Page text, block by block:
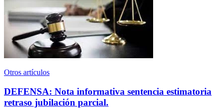
Otros artículos
DEFENSA: Nota informativa sentencia estimatoria
retraso jubilación parcial.